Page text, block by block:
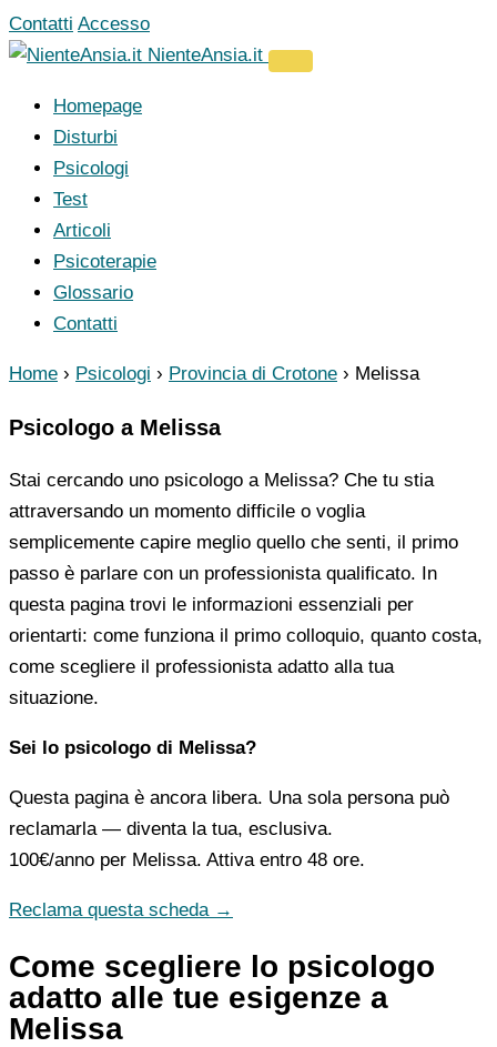
Vai
al
Contatti Accesso
NienteAnsia.it
Homepage
Disturbi
Psicologi
Test
Articoli
Psicoterapie
Glossario
Contatti
Home › Psicologi › Provincia di Crotone › Melissa
Psicologo a Melissa
Stai cercando uno psicologo a Melissa? Che tu stia
attraversando un momento difficile o voglia
semplicemente capire meglio quello che senti, il primo
passo è parlare con un professionista qualificato. In
questa pagina trovi le informazioni essenziali per
orientarti: come funziona il primo colloquio, quanto costa,
come scegliere il professionista adatto alla tua
situazione.
Sei lo psicologo di Melissa?
Questa pagina è ancora libera. Una sola persona può
reclamarla — diventa la tua, esclusiva.
100€/anno per Melissa. Attiva entro 48 ore.
Reclama questa scheda →
Come scegliere lo psicologo
adatto alle tue esigenze a
Melissa